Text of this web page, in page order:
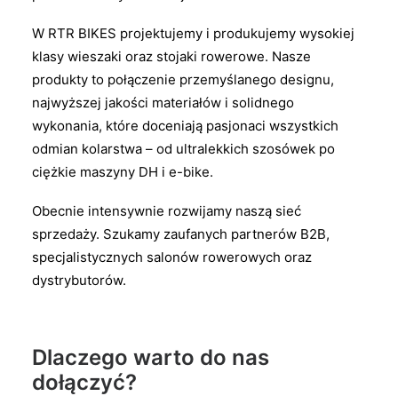
W RTR BIKES projektujemy i produkujemy wysokiej
klasy wieszaki oraz stojaki rowerowe. Nasze
produkty to połączenie przemyślanego designu,
najwyższej jakości materiałów i solidnego
wykonania, które doceniają pasjonaci wszystkich
odmian kolarstwa – od ultralekkich szosówek po
ciężkie maszyny DH i e-bike.
Obecnie intensywnie rozwijamy naszą sieć
sprzedaży. Szukamy zaufanych partnerów B2B,
specjalistycznych salonów rowerowych oraz
dystrybutorów.
Dlaczego warto do nas
dołączyć?